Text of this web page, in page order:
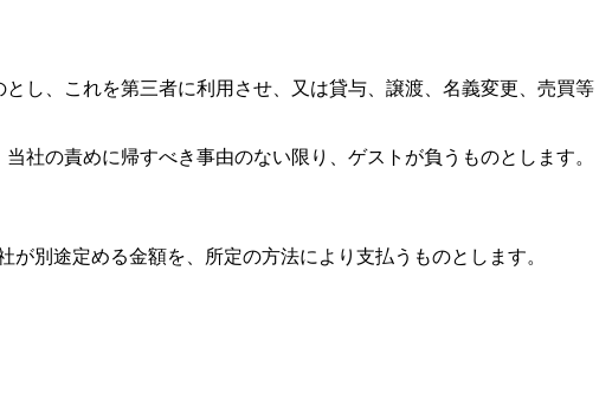
し、これを第三者に利用させ、又は貸与、譲渡、名義変更、売買等
社の責めに帰すべき事由のない限り、ゲストが負うものとします。
別途定める金額を、所定の方法により支払うものとします。